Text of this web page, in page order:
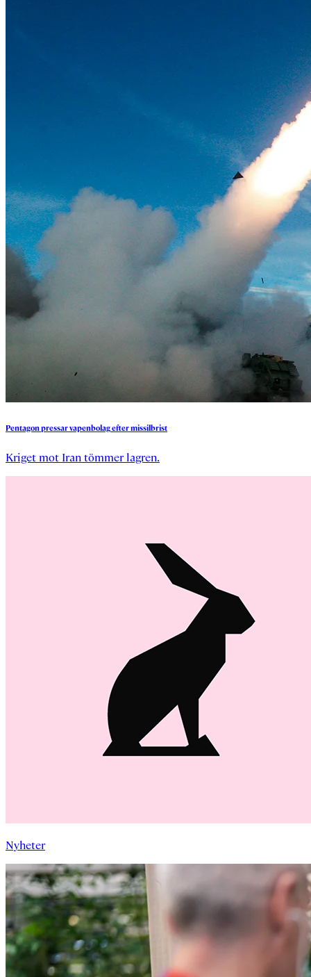
Pentagonpressarvapenbolageftermissilbrist
Kriget mot Iran tömmer lagren.
Nyheter